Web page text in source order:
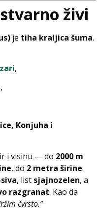
živi
je tiha kraljica šuma.
,
,
Konjuha i
i visinu — do 2000 m
, do 2 metra širine.
, list sjajnozelen, a
razgranat. Kao da
čvrsto.”